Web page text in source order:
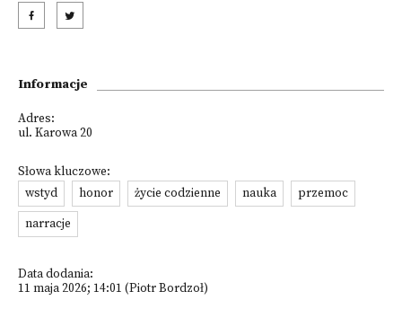
Informacje
Adres:
ul. Karowa 20
Słowa kluczowe:
wstyd
honor życie codzienne nauka
przemoc
narracje
Data dodania:
11 maja 2026; 14:01 (Piotr Bordzoł)